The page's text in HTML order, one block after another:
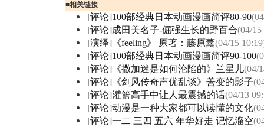
■相关链接
[评论]100部经典日本动画漫画简评80-90
[评论]成田美名子-倔强生长的野百合(04/15
[演绎]《feeling》 原著：藤原薰(04/15
[评论]100部经典日本动画漫画简评90-100
[评论]《撒加迷是如何沦陷的》兰星儿(04/
[评论]《剑风传奇声优乱谈》善变的影子
[评论]灌篮高手中让人最震撼的话(04/13
[评论]动漫是一种大家都可以读懂的文化
[评论]一二 三四 五六 年华好走 记忆溜空